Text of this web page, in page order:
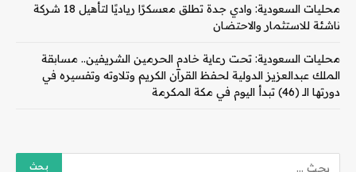
محليات السعودية: وادي جدة تطلق معسكرًا رياديًا لتأهيل 18 شركة
ناشئة للاستثمار والاحتضان
محليات السعودية: تحت رعاية خادم الحرمين الشريفين.. مسابقة
الملك عبدالعزيز الدولية لحفظ القرآن الكريم وتلاوته وتفسيره في
دورتها الـ (46) تبدأ اليوم في مكة المكرمة